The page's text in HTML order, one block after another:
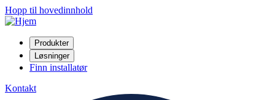
Hopp til hovedinnhold
Produkter
Løsninger
Finn installatør
Kontakt